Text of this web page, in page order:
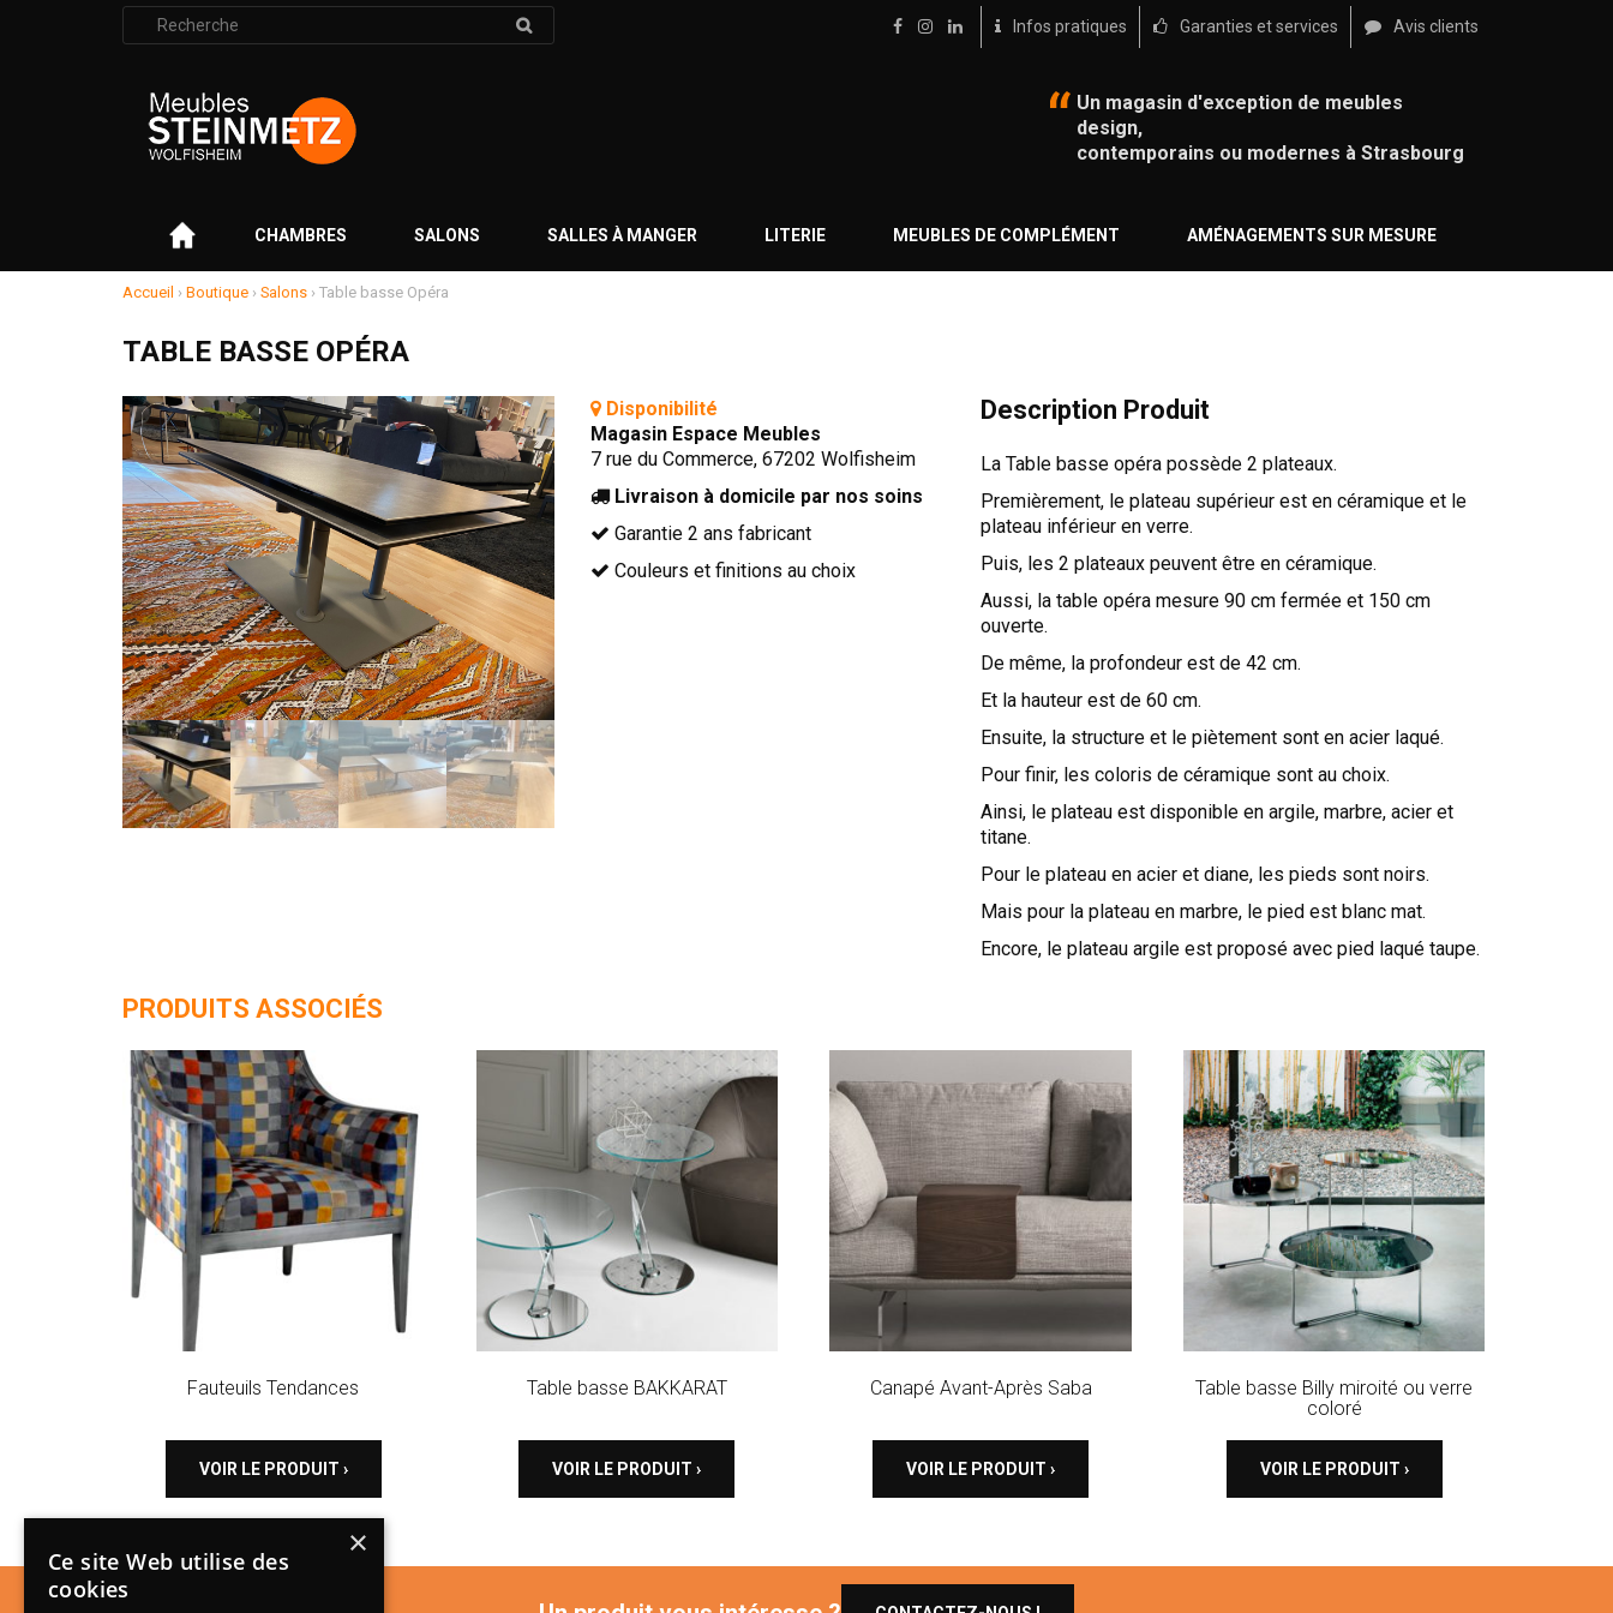
Rechercher
:
Infos pratiques Garanties et services Avis clients
Un magasin d'exception de meubles
design,
contemporains ou modernes à Strasbourg
CHAMBRES SALONS SALLES À MANGER LITERIE MEUBLES DE COMPLÉMENT AMÉNAGEMENTS SUR MESURE
Accueil › Boutique › Salons › Table basse Opéra
TABLE BASSE OPÉRA
Disponibilité
Magasin Espace Meubles
7 rue du Commerce, 67202 Wolfisheim
Livraison à domicile par nos soins
Garantie 2 ans fabricant
Couleurs et finitions au choix
Description Produit
La Table basse opéra possède 2 plateaux.
Premièrement, le plateau supérieur est en céramique et le
plateau inférieur en verre.
Puis, les 2 plateaux peuvent être en céramique.
Aussi, la table opéra mesure 90 cm fermée et 150 cm
ouverte.
De même, la profondeur est de 42 cm.
Et la hauteur est de 60 cm.
Ensuite, la structure et le piètement sont en acier laqué.
Pour finir, les coloris de céramique sont au choix.
Ainsi, le plateau est disponible en argile, marbre, acier et
titane.
Pour le plateau en acier et diane, les pieds sont noirs.
Mais pour la plateau en marbre, le pied est blanc mat.
Encore, le plateau argile est proposé avec pied laqué taupe.
PRODUITS ASSOCIÉS
Fauteuils Tendances
VOIR LE PRODUIT ›
Table basse BAKKARAT
VOIR LE PRODUIT ›
Canapé Avant-Après Saba
VOIR LE PRODUIT ›
Table basse Billy miroité ou verre
coloré
VOIR LE PRODUIT ›
×
Ce site Web utilise des
cookies